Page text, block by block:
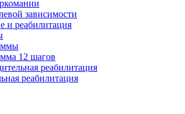
зависимости
и реабилитация
12 шагов
реабилитация
реабилитация